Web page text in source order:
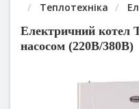
Теплотехніка
Електричний котел
насосом (220В/380В)